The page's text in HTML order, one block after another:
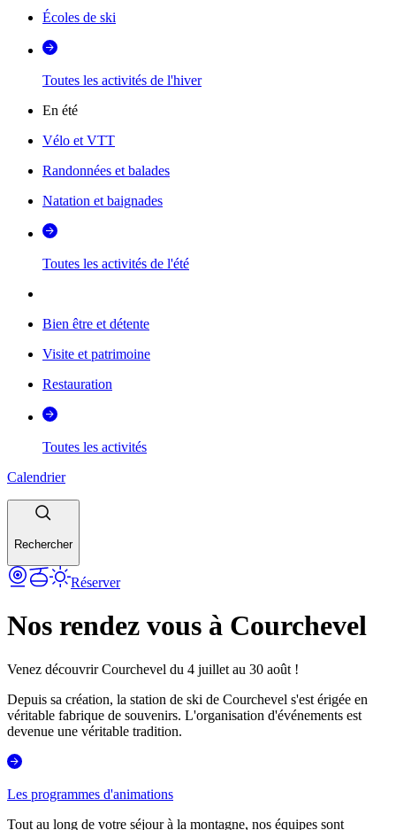
Écoles de ski
Toutes les activités de l'hiver
En été
Vélo et VTT
Randonnées et balades
Natation et baignades
Toutes les activités de l'été
Bien être et détente
Visite et patrimoine
Restauration
Toutes les activités
Calendrier
Rechercher
Réserver
Nos rendez vous à Courchevel
Venez découvrir Courchevel du 4 juillet au 30 août !
Depuis sa création, la station de ski de Courchevel s'est érigée en
véritable fabrique de souvenirs. L'organisation d'événements est
devenue une véritable tradition.
Les programmes d'animations
Tout au long de votre séjour à la montagne, nos équipes sont